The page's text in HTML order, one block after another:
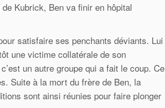
Kubrick, Ben va finir en hôpital
satisfaire ses penchants déviants. Lui
une victime collatérale de son
un autre groupe qui a fait le coup. Ce
Suite à la mort du frère de Ben, la
sont ainsi réunies pour faire plonger